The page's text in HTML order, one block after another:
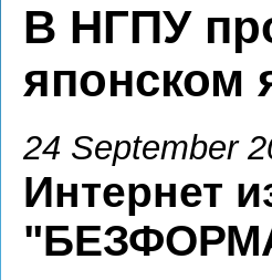
В НГПУ
японском
24 September
Интернет